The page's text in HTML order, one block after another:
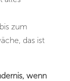
zum
das ist
wenn